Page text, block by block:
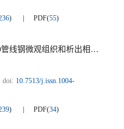
) PDF(55)
钒含量对稀土处理X80管线钢微观组织和析出相的影响
doi: 10.7513/j.issn.1004-
) PDF(34)